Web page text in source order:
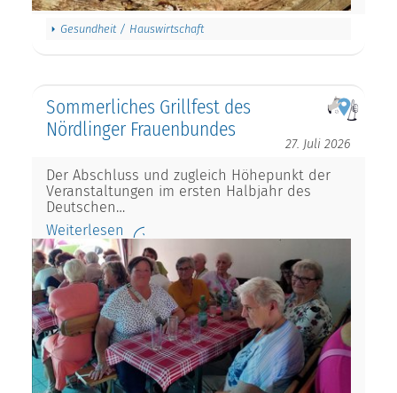
Gesundheit / Hauswirtschaft
Sommerliches Grillfest des
Nördlinger Frauenbundes
27. Juli 2026
Der Abschluss und zugleich Höhepunkt der
Veranstaltungen im ersten Halbjahr des
Deutschen…
Weiterlesen